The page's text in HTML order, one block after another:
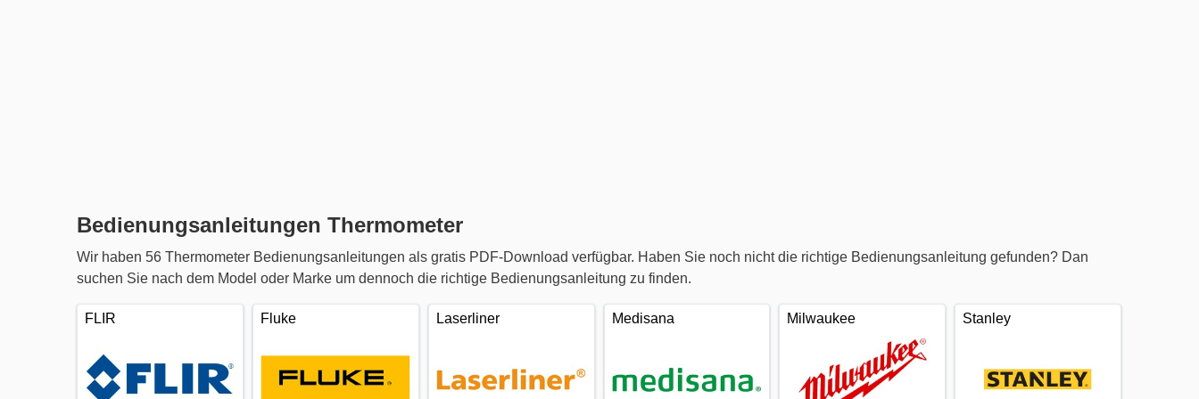
Bedienungsanleitungen Thermometer
Wir haben 56 Thermometer Bedienungsanleitungen als gratis PDF-Download verfügbar. Haben Sie noch nicht die richtige Bedienungsanleitung gefunden? Dan
suchen Sie nach dem Model oder Marke um dennoch die richtige Bedienungsanleitung zu finden.
FLIR Fluke Laserliner Medisana Milwaukee Stanley